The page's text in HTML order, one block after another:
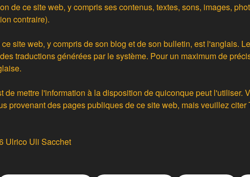
de ce site web, y compris ses contenus, textes, sons, images,
contraire).
site web, y compris de son blog et de son bulletin, est l'anglais.
traductions générées par le système. Pour un maximum de
de mettre l'information à la disposition de quiconque peut l'utiliser.
provenant des pages publiques de ce site web, mais veuillez
Ulrico Uli Sacchet